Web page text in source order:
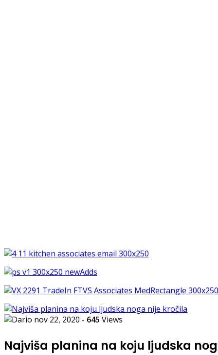
nov 22, 2020 - 645 Views
Najviša planina na koju ljudska